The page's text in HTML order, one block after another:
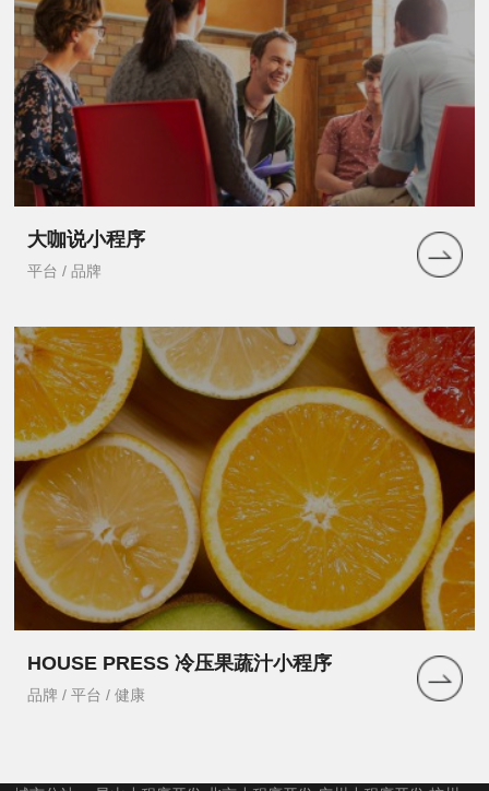
大咖说小程序
平台 / 品牌
HOUSE PRESS 冷压果蔬汁小程序
品牌 / 平台 / 健康